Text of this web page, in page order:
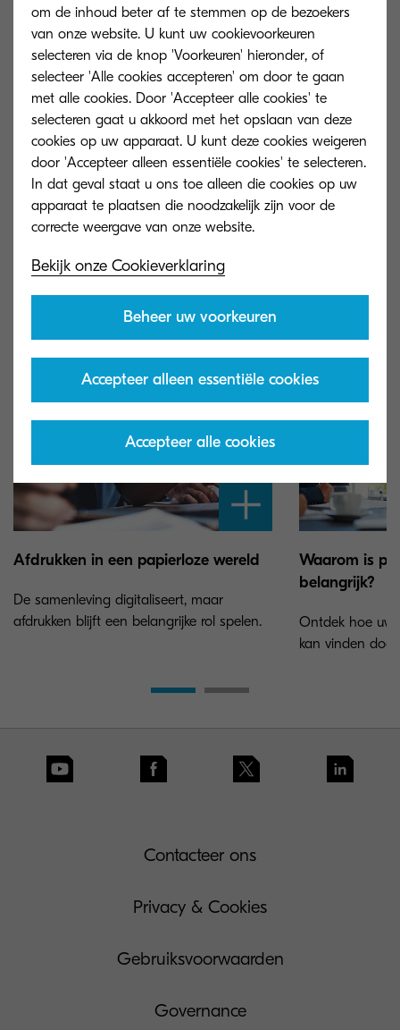
overwegen.
Afdrukken of digitaal? Een
belangrijke keuze.
Om papierloos werken tot een succes te
maken, is het cruciaal om de perfecte
balans tussen de twee opties te vinden.
Afdrukken in een papierloze wereld
De samenleving digitaliseert, maar
afdrukken blijft een belangrijke rol spelen.
Waarom is
belangrijk?
Ontdek hoe uw
kan vinden
Contacteer ons
Privacy & Cookies
Gebruiksvoorwaarden
Governance
om de inhoud beter af te stemmen op de bezoekers
van onze website. U kunt uw cookievoorkeuren
selecteren via de knop 'Voorkeuren' hieronder, of
selecteer 'Alle cookies accepteren' om door te gaan
met alle cookies. Door 'Accepteer alle cookies' te
selecteren gaat u akkoord met het opslaan van deze
cookies op uw apparaat. U kunt deze cookies weigeren
door 'Accepteer alleen essentiële cookies' te selecteren.
In dat geval staat u ons toe alleen die cookies op uw
apparaat te plaatsen die noodzakelijk zijn voor de
Bekijk onze Cookieverklaring
Beheer uw voorkeuren
Accepteer alleen essentiële cookies
Accepteer alle cookies